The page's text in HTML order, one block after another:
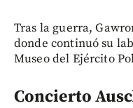
Tras la guerra,
donde continuó su
Museo del Ejército
Concierto